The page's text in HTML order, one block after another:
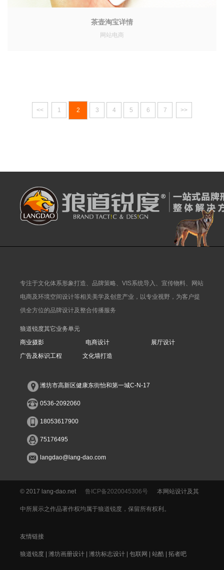
茶壶淘宝详情
网站电商
<< 1 2 3 4 5 6 7 >>
专注于文化体系形象打造、品牌策略、VIS系统导入、宣传物料、网站
电商及环境空间设计等相关美学及创意产业，以专业视野，为客户提
供全方位的品牌设计及整合传播服务
狼道锐度其它业务单元
商业摄影
电商设计
展厅设计
广告及标识工程
文化墙打造
潍坊市高新区健康东街怡和第一城C-N-17
0536-2092060
18053617900
75176495
langdao@lang-dao.com
© 2017 lang-dao.net 鲁ICP备2020045306号 本网站设计及其
中所展示之作品著作权均属于狼道锐度，保留所有权利。
友情链接
狼道锐度 | 潍坊画册设计 | 潍坊标志设计 | 包联网 | 站酷 | 拓者吧